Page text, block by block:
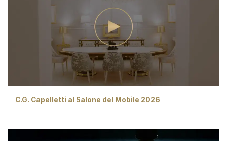
C.G. Capelletti al Salone del Mobile 2026